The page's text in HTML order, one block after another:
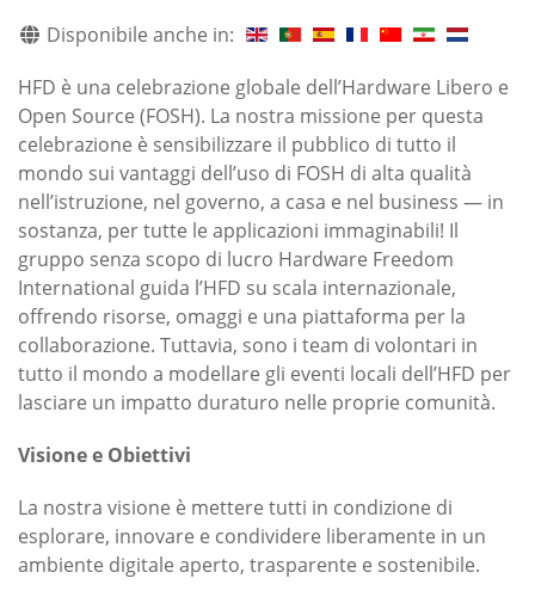
Disponibile anche in:
HFD è una celebrazione globale dell’Hardware Libero e
Open Source (FOSH). La nostra missione per questa
celebrazione è sensibilizzare il pubblico di tutto il
mondo sui vantaggi dell’uso di FOSH di alta qualità
nell’istruzione, nel governo, a casa e nel business — in
sostanza, per tutte le applicazioni immaginabili! Il
gruppo senza scopo di lucro Hardware Freedom
International guida l’HFD su scala internazionale,
offrendo risorse, omaggi e una piattaforma per la
collaborazione. Tuttavia, sono i team di volontari in
tutto il mondo a modellare gli eventi locali dell’HFD per
lasciare un impatto duraturo nelle proprie comunità.
Visione e Obiettivi
La nostra visione è mettere tutti in condizione di
esplorare, innovare e condividere liberamente in un
ambiente digitale aperto, trasparente e sostenibile.